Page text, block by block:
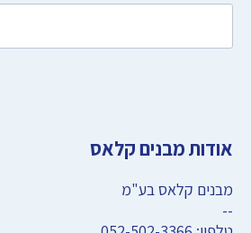
אודות מבנים קלאס
מבנים קלאס בע"מ
--